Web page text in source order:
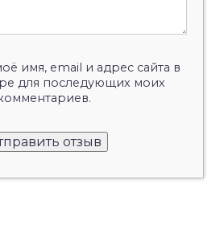
имя, email и адрес сайта в
для последующих моих